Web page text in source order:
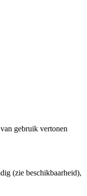
gebruik vertonen
(zie beschikbaarheid),